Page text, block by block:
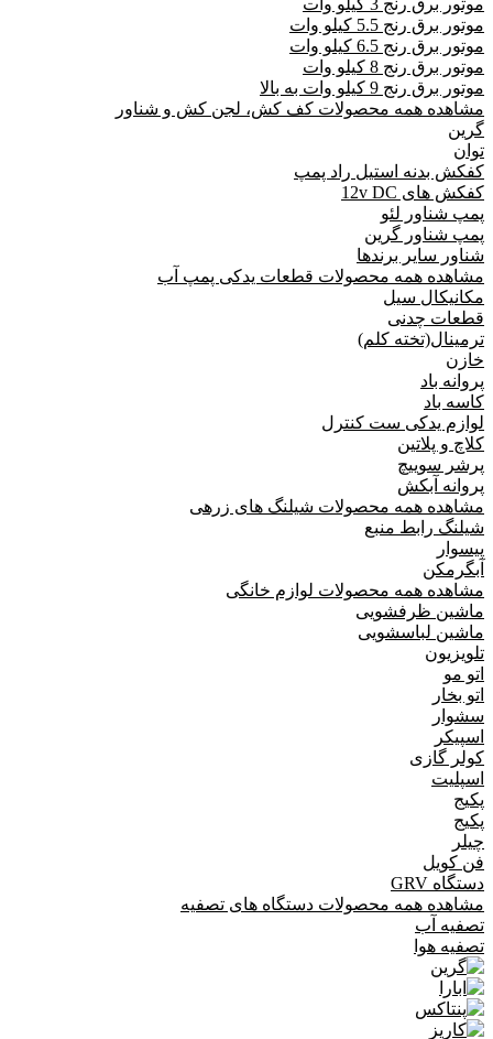
موتور برق رنج 3 کیلو وات
موتور برق رنج 5.5 کیلو وات
موتور برق رنج 6.5 کیلو وات
موتور برق رنج 8 کیلو وات
موتور برق رنج 9 کیلو وات به بالا
مشاهده همه محصولات کف کش، لجن کش و شناور
گرین
توان
کفکش بدنه استیل راد پمپ
کفکش های 12v DC
پمپ شناور لئو
پمپ شناور گرین
شناور سایر برندها
مشاهده همه محصولات قطعات یدکی پمپ آب
مکانیکال سیل
قطعات چدنی
ترمینال(تخته کلم)
خازن
پروانه باد
کاسه باد
لوازم یدکی ست کنترل
کلاچ و پلاتین
پرشر سوییچ
پروانه آبکش
مشاهده همه محصولات شیلنگ های زرهی
شیلنگ رابط منبع
پیسوار
آبگرمکن
مشاهده همه محصولات لوازم خانگی
ماشین ظرفشویی
ماشین لباسشویی
تلویزیون
اتو مو
اتو بخار
سشوار
اسپیکر
کولر گازی
اسپلیت
پکیج
پکیج
چیلر
فن کویل
دستگاه GRV
مشاهده همه محصولات دستگاه های تصفیه
تصفیه آب
تصفیه هوا